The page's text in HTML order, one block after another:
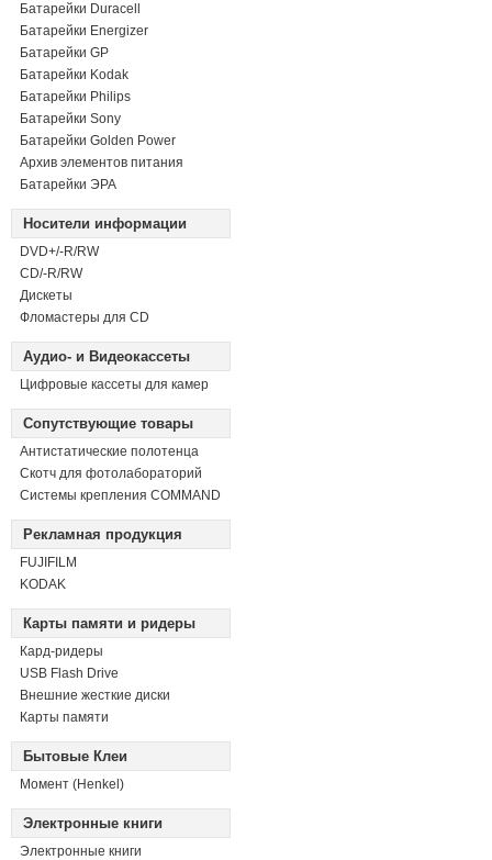
Батарейки Duracell
Батарейки Energizer
Батарейки GP
Батарейки Kodak
Батарейки Philips
Батарейки Sony
Батарейки Golden Power
Архив элементов питания
Батарейки ЭРА
Носители информации
DVD+/-R/RW
СD/-R/RW
Дискеты
Фломастеры для CD
Аудио- и Видеокассеты
Цифровые кассеты для камер
Сопутствующие товары
Антистатические полотенца
Скотч для фотолабораторий
Системы крепления COMMAND
Рекламная продукция
FUJIFILM
KODAK
Карты памяти и ридеры
Кард-ридеры
USB Flash Drive
Внешние жесткие диски
Карты памяти
Бытовые Клеи
Момент (Henkel)
Электронные книги
Электронные книги